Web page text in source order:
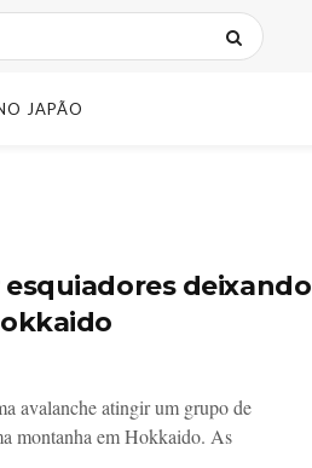
JAPÃO
deixando
avalanche atingir um grupo de
montanha em Hokkaido. As